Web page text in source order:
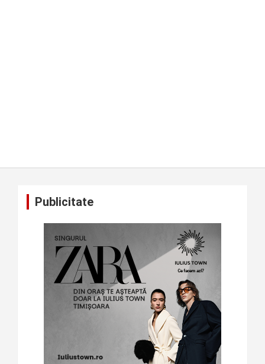
Publicitate